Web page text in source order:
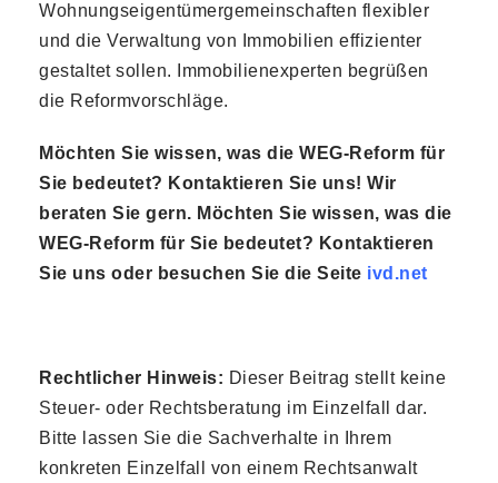
Wohnungseigentümergemeinschaften flexibler
und die Verwaltung von Immobilien effizienter
gestaltet sollen. Immobilienexperten begrüßen
die Reformvorschläge.
Möchten Sie wissen, was die WEG-Reform für
Sie bedeutet? Kontaktieren Sie uns! Wir
beraten Sie gern. Möchten Sie wissen, was die
WEG-Reform für Sie bedeutet? Kontaktieren
Sie uns oder besuchen Sie die Seite ivd.net
Rechtlicher Hinweis: Dieser Beitrag stellt keine
Steuer- oder Rechtsberatung im Einzelfall dar.
Bitte lassen Sie die Sachverhalte in Ihrem
konkreten Einzelfall von einem Rechtsanwalt